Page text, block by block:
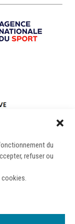
du
refuser ou
cookies.